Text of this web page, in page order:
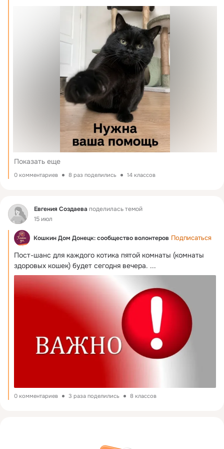
Показать еще
0 комментариев 8 раз поделились 14 классов
Фид Евгения Создаева поделилась темой
15 июл
Кошкин Дом Донецк: сообщество волонтеров Подписаться
Пост-шанс для каждого котика пятой комнаты (комнаты
здоровых кошек) будет сегодня вечера. ...
0 комментариев 3 раза поделились 8 классов